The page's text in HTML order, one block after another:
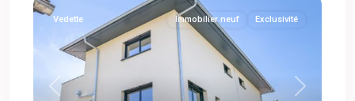
Previous Next
Vedette Immobilier neuf Exclusivité